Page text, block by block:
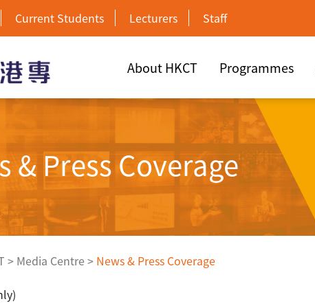
Current Students Lecturers Staff
About HKCT Programmes
& Press Coverage
> Media Centre > News & Press Coverage